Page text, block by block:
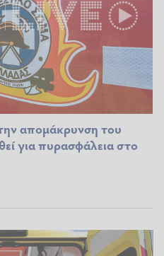
απομάκρυνση του
για πυρασφάλεια στο